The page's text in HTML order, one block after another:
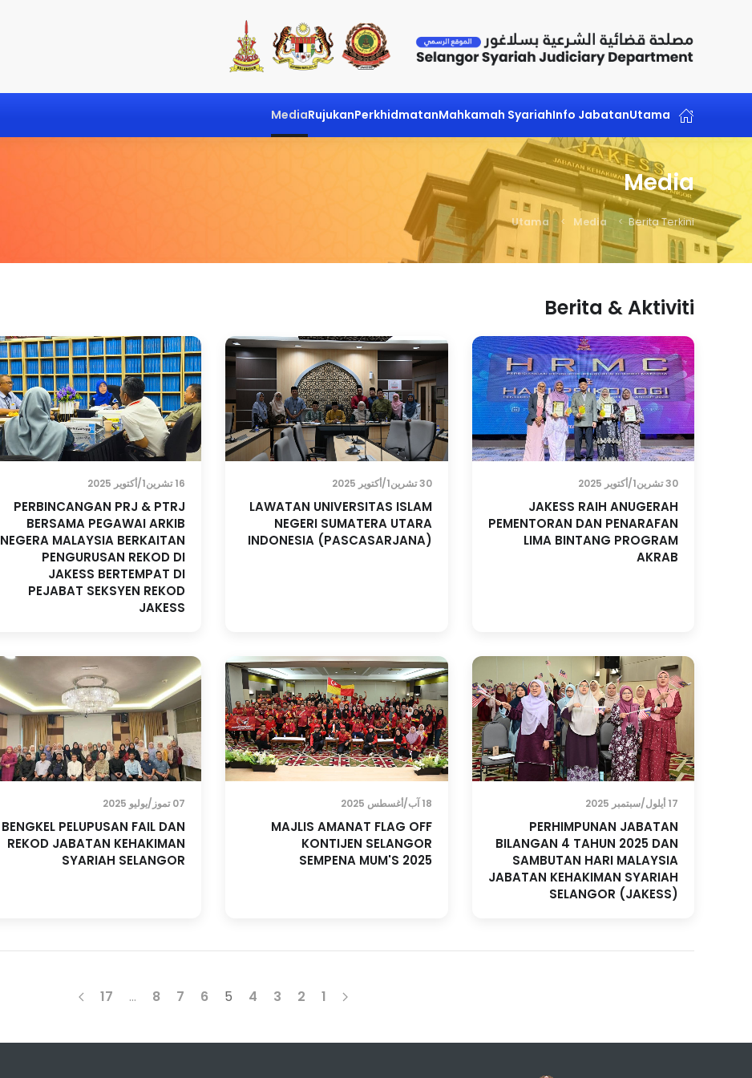
Skip to main content
Utama
Info Jabatan
Mahkamah Syariah
Perkhidmatan
Rujukan
Media
Media
Utama Media Berita Terkini
Berita & Aktiviti
30 تشرين1/أكتوير 2025
JAKESS RAIH ANUGERAH
PEMENTORAN DAN PENARAFAN
LIMA BINTANG PROGRAM
AKRAB
30 تشرين1/أكتوير 2025
LAWATAN UNIVERSITAS ISLAM
NEGERI SUMATERA UTARA
INDONESIA (PASCASARJANA)
16 تشرين1/أكتوير 2025
PERBINCANGAN PRJ & PTRJ
BERSAMA PEGAWAI ARKIB
NEGERA MALAYSIA BERKAITAN
PENGURUSAN REKOD DI
JAKESS BERTEMPAT DI
PEJABAT SEKSYEN REKOD
JAKESS
17 أيلول/سبتمبر 2025
PERHIMPUNAN JABATAN
BILANGAN 4 TAHUN 2025 DAN
SAMBUTAN HARI MALAYSIA
JABATAN KEHAKIMAN SYARIAH
SELANGOR (JAKESS)
18 آب/أغسطس 2025
MAJLIS AMANAT FLAG OFF
KONTIJEN SELANGOR
SEMPENA MUM'S 2025
07 تموز/يوليو 2025
BENGKEL PELUPUSAN FAIL DAN
REKOD JABATAN KEHAKIMAN
SYARIAH SELANGOR
1
2
3
4
5
6
7
8
…
17